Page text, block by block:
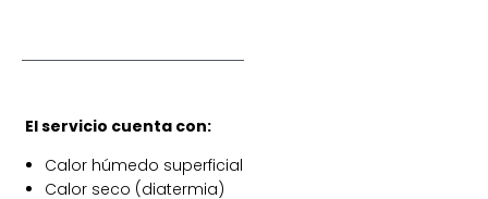
El servicio cuenta con:
Calor húmedo superficial
Calor seco (diatermia)